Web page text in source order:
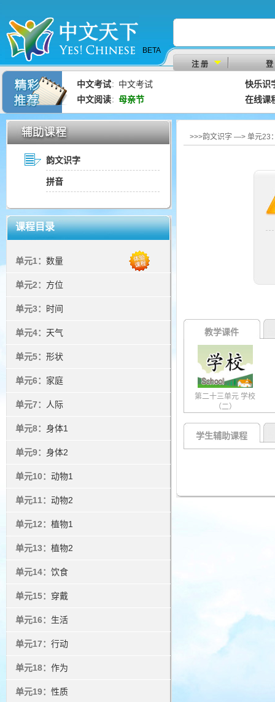
BETA
注 册
登
中文考试： 中文考试
快乐识
中文阅读： 母亲节 在线课
韵文识字
拼音
课程目录
单元1： 数量
单元2： 方位
单元3： 时间
单元4： 天气
单元5： 形状
单元6： 家庭
单元7： 人际
单元8： 身体1
单元9： 身体2
单元10： 动物1
单元11： 动物2
单元12： 植物1
单元13： 植物2
单元14： 饮食
单元15： 穿戴
单元16： 生活
单元17： 行动
单元18： 作为
单元19： 性质
>>>韵文识字 —> 单元23
教学课件
第二十三单元 学校
（二）
学生辅助课程